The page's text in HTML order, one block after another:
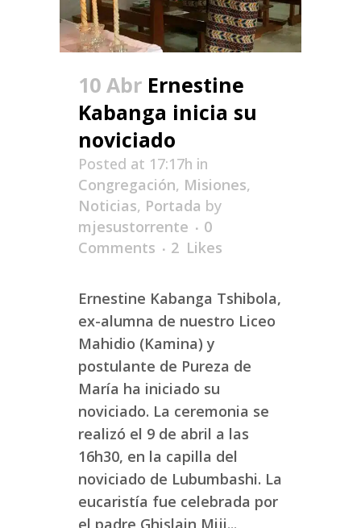
10 Abr Ernestine
Kabanga inicia su
noviciado
Posted at 17:17h in
Congregación, Misiones,
Noticias, Portada by
mjesustorrente
0
Comments
2 Likes
Ernestine Kabanga Tshibola,
ex-alumna de nuestro Liceo
Mahidio (Kamina) y
postulante de Pureza de
María ha iniciado su
noviciado. La ceremonia se
realizó el 9 de abril a las
16h30, en la capilla del
noviciado de Lubumbashi. La
eucaristía fue celebrada por
el padre Ghislain Miji...